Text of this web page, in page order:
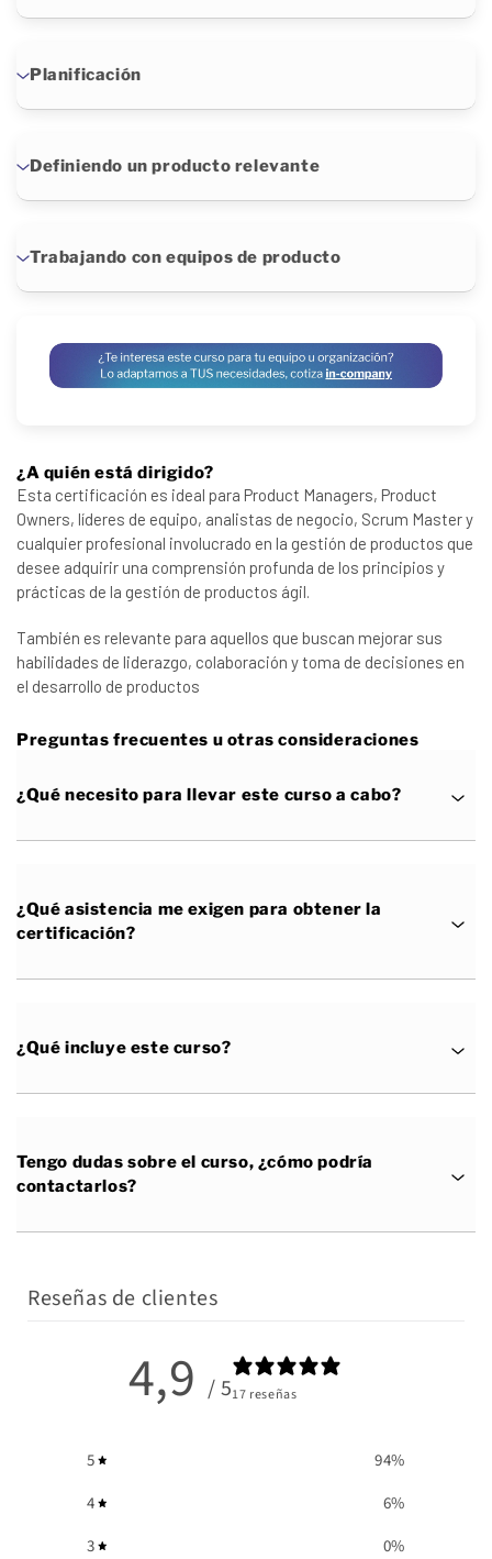
Planificación
Definiendo un producto relevante
Trabajando con equipos de producto
¿A quién está dirigido?
Esta certificación es ideal para Product Managers, Product
Owners, líderes de equipo, analistas de negocio, Scrum Master y
cualquier profesional involucrado en la gestión de productos que
desee adquirir una comprensión profunda de los principios y
prácticas de la gestión de productos ágil.
También es relevante para aquellos que buscan mejorar sus
habilidades de liderazgo, colaboración y toma de decisiones en
el desarrollo de productos
Preguntas frecuentes u otras consideraciones
¿Qué necesito para llevar este curso a cabo?
¿Qué asistencia me exigen para obtener la
certificación?
¿Qué incluye este curso?
Tengo dudas sobre el curso, ¿cómo podría
contactarlos?
Reseñas de clientes
4,9 / 517 reseñas
5 94%
4
6%
3
0%